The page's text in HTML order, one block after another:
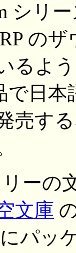
シリ
のザ
るよ
で日本
売す
ーの
文庫
パッ